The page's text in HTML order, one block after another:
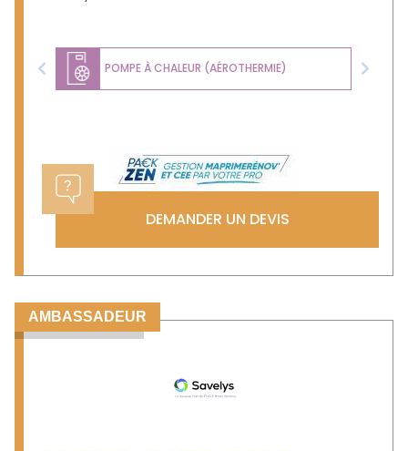
POMPE À CHALEUR (AÉROTHERMIE)
Previous Next
DEMANDER UN DEVIS
AMBASSADEUR